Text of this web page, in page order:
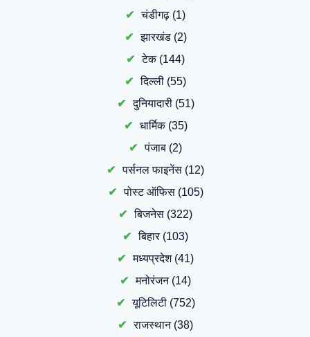
चंडीगढ़ (1)
झारखंड(2)
टेक(144)
दिल्ली (55)
दुनियादारी(51)
धार्मिक(35)
पंजाब (2)
पर्सनल फाइनेंस (12)
पोस्ट ऑफिस(105)
बिजनेस (322)
बिहार(103)
मध्यप्रदेश(41)
मनोरंजन(14)
यूटिलिटी(752)
राजस्थान(38)